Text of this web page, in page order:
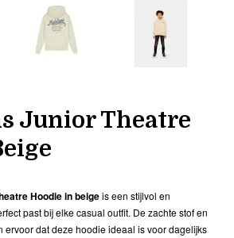
Junior Theatre
Hoodie in beigeis een stijlvol en
past bij elke casual outfit. De zachte stof en
ervoor dat deze hoodie ideaal is voor dagelijks